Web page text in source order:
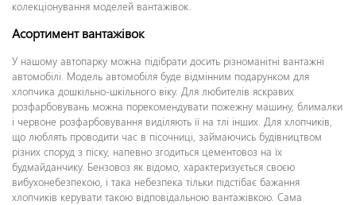
колекціонування моделей вантажівок.
Асортимент вантажівок
У нашому автопарку можна підібрати досить різноманітні вантажні
автомобілі. Модель автомобіля буде відмінним подарунком для
хлопчика дошкільно-шкільного віку. Для любителів яскравих
розфарбовувань можна порекомендувати пожежну машину, блималки
і червоне розфарбовування виділяють її на тлі інших. Для хлопчиків,
що люблять проводити час в пісочниці, займаючись будівництвом
різних споруд з піску, напевно згодиться цементовоз на їх
будмайданчику. Бензовоз як відомо, характеризується своєю
вибухонебезпекою, і така небезпека тільки підстібає бажання
хлопчиків керувати такою відповідальною вантажівкою. Сама